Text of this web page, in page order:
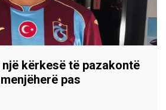
një kërkesë të pazakontë
pas